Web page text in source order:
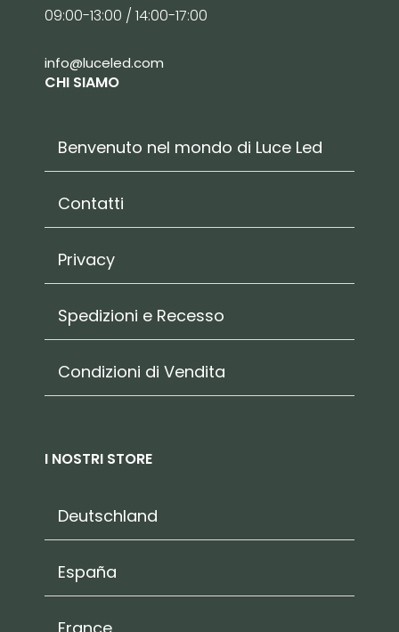
09:00-13:00 / 14:00-17:00
info@luceled.com
CHI SIAMO
Benvenuto nel mondo di Luce Led
Contatti
Privacy
Spedizioni e Recesso
Condizioni di Vendita
I NOSTRI STORE
Deutschland
España